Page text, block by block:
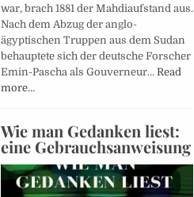
war, brach 1881 der Mahdiaufstand aus.
Nach dem Abzug der anglo-
ägyptischen Truppen aus dem Sudan
behauptete sich der deutsche Forscher
Emin-Pascha als Gouverneur… Read
more…
Wie man Gedanken liest:
eine Gebrauchsanweisung